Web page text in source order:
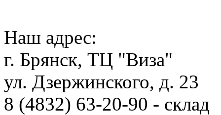
Наш адрес:
г. Брянск, ТЦ "Виза"
ул. Дзержинского, д. 23
8 (4832) 63-20-90 -